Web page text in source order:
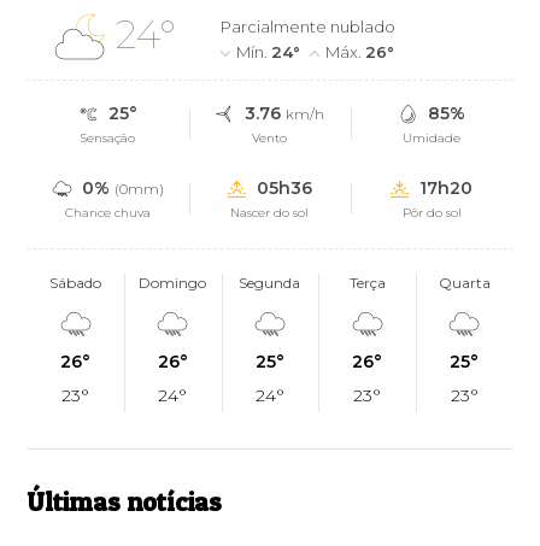
24°
Parcialmente nublado
Mín. 24° Máx. 26°
25°
Sensação
3.76 km/h
Vento
85%
Umidade
0% (0mm)
Chance chuva
05h36
Nascer do sol
17h20
Pôr do sol
Sábado
26°
23°
Domingo
26°
24°
Segunda
25°
24°
Terça
26°
23°
Quarta
25°
23°
Últimas notícias